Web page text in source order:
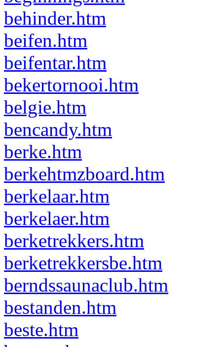
behinder.htm
beifen.htm
beifentar.htm
bekertornooi.htm
belgie.htm
bencandy.htm
berke.htm
berkehtmzboard.htm
berkelaar.htm
berkelaer.htm
berketrekkers.htm
berketrekkersbe.htm
berndssaunaclub.htm
bestanden.htm
beste.htm